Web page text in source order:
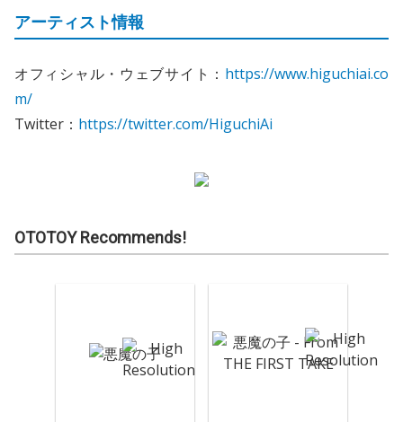
アーティスト情報
オフィシャル・ウェブサイト： https://www.higuchiai.co
m/
Twitter： https://twitter.com/HiguchiAi
OTOTOY Recommends!